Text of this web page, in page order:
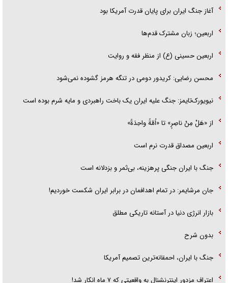
آغاز جنگ ایران برای پایان قدرت آمریکا بود
اربعین؛ زبان مشترک قدم‌ها
اربعین حسینی (ع) از منظر فقه و روایت
محسن رضایی: کریدور دومی در تنگه هرمز گشوده نمی‌شود
نیویورک‌تایمز: جنگ علیه ایران یک باخت راهبردی و مایه شرم بوده است
از «هَلْ مِنْ ناصِرٍ» تا «اُمَّةً واحِدَةً»
اربعین مصداق قدرت نرم است
جنگ با ایران جنگی پرهزینه، بی‌ثمر و بزدلانه است
جان مرشایمر: در تمام اهدافمان در برابر ایران شکست خوردیم!
بازار انرژی دنیا در آستانه تاریکی مطلق
بدون شرح
جنگ با ایران، احمقانه‌ترین تصمیم آمریکا
اعتراف مزدور اینترنشنال به واقعیتی که ۷ ماه انکار شد!